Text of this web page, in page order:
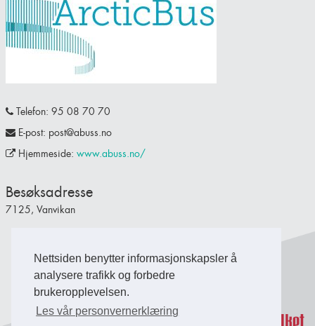
Nettsiden benytter informasjonskapsler å
analysere trafikk og forbedre
brukeropplevelsen.
Les vår personvernerklæring
Telefon: 95 08 70 70
E-post: post@abuss.no
Hjemmeside: www.abuss.no/
Besøksadresse
7125, Vanvikan
Back to Top